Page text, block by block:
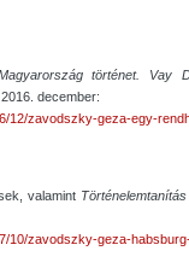
történet. Vay
december:
12/zavodszky-geza-egy-
valamint
10/zavodszky-geza-